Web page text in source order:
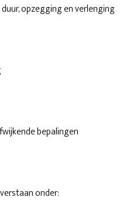
opzegging en verlenging
bepalingen
onder: